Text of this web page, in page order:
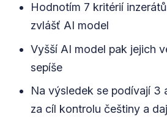
Hodnotím 7 kritérií
zvlášť AI model
Vyšší AI model pak jejich
sepíše
Na výsledek se podívají 3
za cíl kontrolu češtiny a